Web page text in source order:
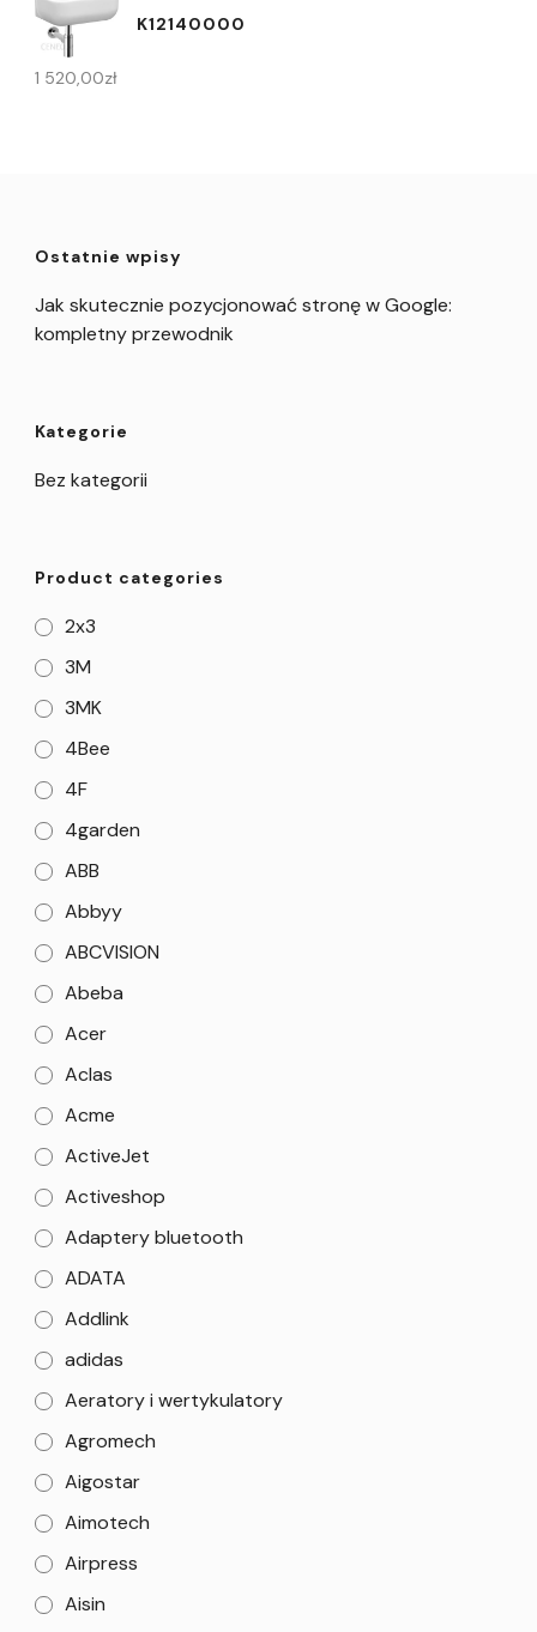
K12140000
1 520,00zł
Ostatnie wpisy
Jak skutecznie pozycjonować stronę w Google:
kompletny przewodnik
Kategorie
Bez kategorii
Product categories
2x3
3M
3MK
4Bee
4F
4garden
ABB
Abbyy
ABCVISION
Abeba
Acer
Aclas
Acme
ActiveJet
Activeshop
Adaptery bluetooth
ADATA
Addlink
adidas
Aeratory i wertykulatory
Agromech
Aigostar
Aimotech
Airpress
Aisin